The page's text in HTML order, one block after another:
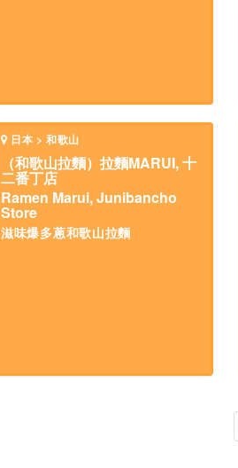
日本 > 和歌山
（和歌山拉麵）拉麵MARUI, 十
二番丁店
Ramen Marui, Junibancho
Store
滋味爆多蔥和歌山拉麵